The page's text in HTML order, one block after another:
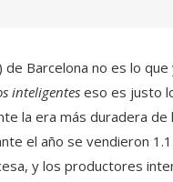
Barcelona no es lo
inteligentes eso es justo
la era más duradera
el año se vendieron
y los productores